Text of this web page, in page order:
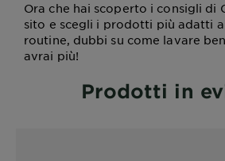
Ora che hai scoperto i consigli di
sito e scegli i prodotti più adatti
routine, dubbi su come lavare
avrai più!
Prodotti in